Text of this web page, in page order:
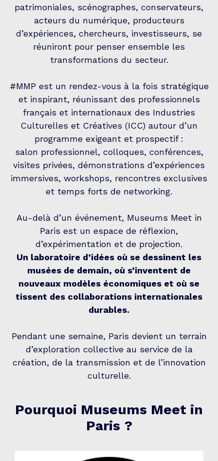
patrimoniales, scénographes, conservateurs,
acteurs du numérique, producteurs
d’expériences, chercheurs, investisseurs, se
réuniront pour penser ensemble les
transformations du secteur.
#MMP est un rendez-vous à la fois stratégique
et inspirant, réunissant des professionnels
français et internationaux des Industries
Culturelles et Créatives (ICC) autour d’un
programme exigeant et prospectif :
salon professionnel, colloques, conférences,
visites privées, démonstrations d’expériences
immersives, workshops, rencontres exclusives
et temps forts de networking.
Au-delà d’un événement, Museums Meet in
Paris est un espace de réflexion,
d’expérimentation et de projection.
Un laboratoire d’idées où se dessinent les
musées de demain, où s’inventent de
nouveaux modèles économiques et où se
tissent des collaborations internationales
durables.
Pendant une semaine, Paris devient un terrain
d’exploration collective au service de la
création, de la transmission et de l’innovation
culturelle.
Pourquoi Museums Meet in
Paris ?